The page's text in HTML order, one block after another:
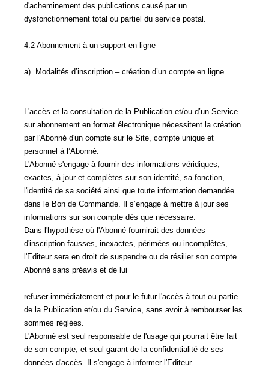
d'acheminement des publications causé par un
dysfonctionnement total ou partiel du service postal.
4.2 Abonnement à un support en ligne
a) Modalités d’inscription – création d’un compte en ligne
L'accès et la consultation de la Publication et/ou d’un Service
sur abonnement en format électronique nécessitent la création
par l'Abonné d'un compte sur le Site, compte unique et
personnel à l’Abonné.
L'Abonné s'engage à fournir des informations véridiques,
exactes, à jour et complètes sur son identité, sa fonction,
l'identité de sa société ainsi que toute information demandée
dans le Bon de Commande. Il s’engage à mettre à jour ses
informations sur son compte dès que nécessaire.
Dans l'hypothèse où l'Abonné fournirait des données
d'inscription fausses, inexactes, périmées ou incomplètes,
l'Editeur sera en droit de suspendre ou de résilier son compte
Abonné sans préavis et de lui
refuser immédiatement et pour le futur l'accès à tout ou partie
de la Publication et/ou du Service, sans avoir à rembourser les
sommes réglées.
L'Abonné est seul responsable de l'usage qui pourrait être fait
de son compte, et seul garant de la confidentialité de ses
données d'accès. Il s'engage à informer l'Editeur